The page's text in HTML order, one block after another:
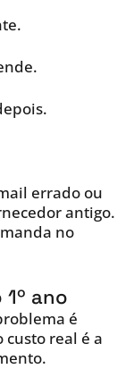
errado ou
antigo.
no
ano
é
real é a